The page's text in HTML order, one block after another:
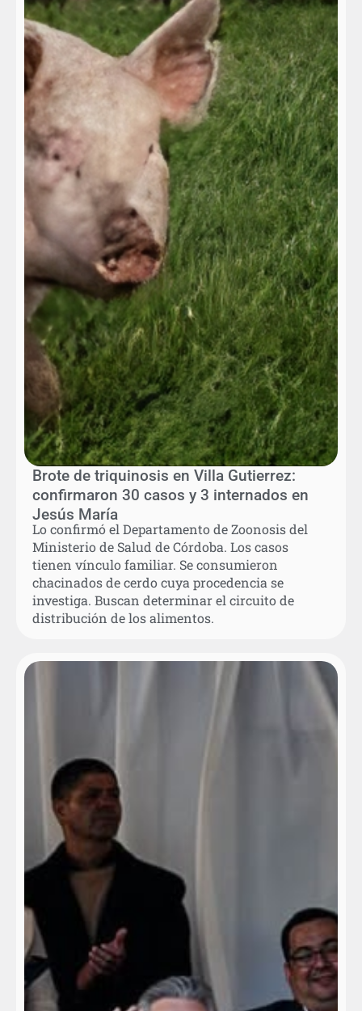
Brote de triquinosis en Villa Gutierrez:
confirmaron 30 casos y 3 internados en
Jesús María
Lo confirmó el Departamento de Zoonosis del
Ministerio de Salud de Córdoba. Los casos
tienen vínculo familiar. Se consumieron
chacinados de cerdo cuya procedencia se
investiga. Buscan determinar el circuito de
distribución de los alimentos.